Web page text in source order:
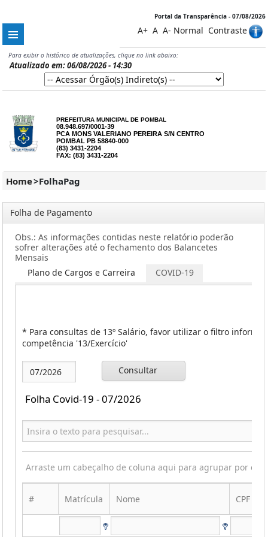
Portal da Transparência - 07/08/2026
A+ A A- Normal Contraste
Para exibir o histórico de atualizações, clique no link abaixo:
Atualizado em: 06/08/2026 - 14:30
PREFEITURA MUNICIPAL DE POMBAL
08.948.697/0001-39
PCA MONS VALERIANO PEREIRA S/N CENTRO
POMBAL PB 58840-000
(83) 3431-2204
FAX: (83) 3431-2204
Home>FolhaPag
Folha de Pagamento
Obs.: As informações contidas neste relatório poderão
sofrer alterações até o fechamento dos Balancetes
Mensais
Plano de Cargos e Carreira COVID-19
* Para consultas de 13º Salário, favor utilizar o filtro
competência '13/Exercício'
Consultar
Folha Covid-19 - 07/2026
Arraste um cabeçalho de coluna aqui para agrupar por
# Matrícula Nome CPF